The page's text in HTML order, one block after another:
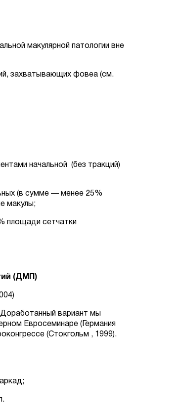
макулярной патологии вне
захватывающих фовеа (cм.
начальной (без тракций)
(в сумме — менее 25%
макулы;
площади сетчатки
(ДМП)
вариант мы
Евросеминаре (Германия
(Стокгольм , 1999).